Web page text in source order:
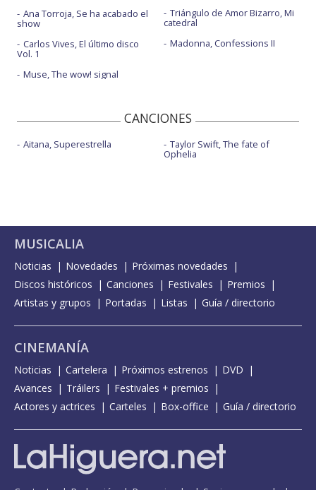
Ana Torroja, Se ha acabado el
show
Carlos Vives, El último disco
Vol. 1
Muse, The wow! signal
Triángulo de Amor Bizarro, Mi
catedral
Madonna, Confessions II
CANCIONES
Aitana, Superestrella Taylor Swift, The fate of
Ophelia
MUSICALIA
Noticias Novedades
Próximas novedades
Discos históricos
Canciones Festivales
Premios
Artistas y grupos
Portadas Listas Guía / directorio
CINEMANÍA
Noticias Cartelera Próximos estrenos
DVD
Avances
Tráilers
Festivales + premios
Actores y actrices
Carteles Box-office Guía / directorio